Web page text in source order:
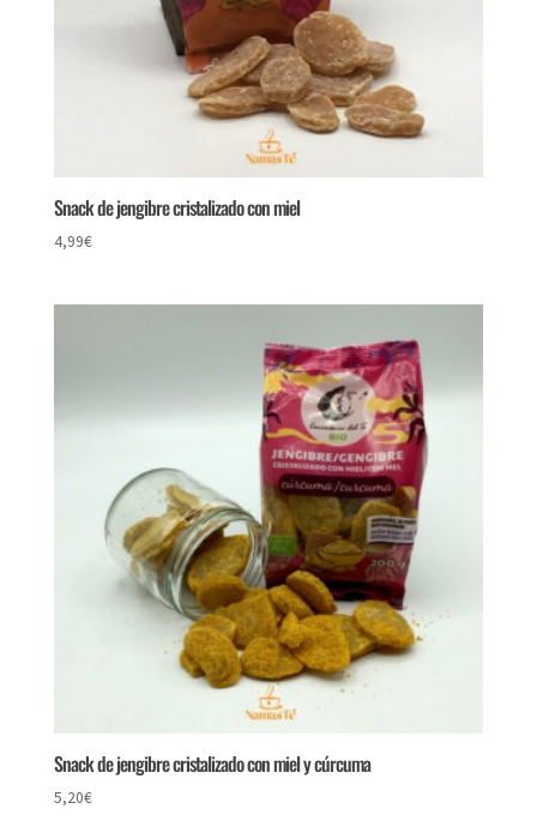
Snack de jengibre cristalizado con miel
4,99€
Snack de jengibre cristalizado con miel y cúrcuma
5,20€